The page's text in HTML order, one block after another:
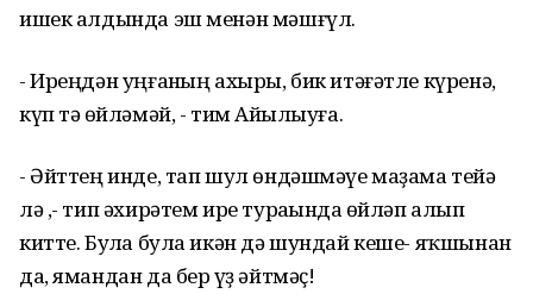
ишек алдында эш менән мәшғүл.
- Иреңдән уңғанһың ахыры, бик итәғәтле күренә,
күп тә һөйләмәй, - тим Айһылыуға.
- Әйттең инде, тап шул өндәшмәүе маҙама тейә
лә ,- тип әхирәтем ире тураһында һөйләп алып
китте. Булһа була икән дә шундай кеше- яҡшынан
да, ямандан да бер һүҙ әйтмәҫ!